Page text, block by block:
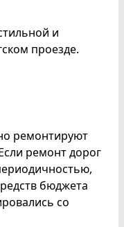
и
проезде.
ремонтируют
ремонт дорог
бюджета
со